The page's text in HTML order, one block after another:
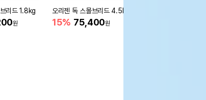
리드 1.8kg
원
오리젠 독 스몰브리드 4.5kg
15% 75,400원